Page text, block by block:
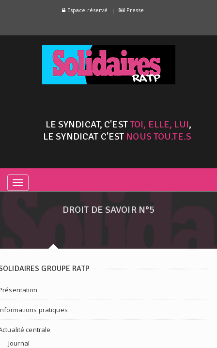
Espace réservé Presse
LE SYNDICAT, C'ESTTOI, ELLE, LUI,
LE SYNDICAT C'EST NOUS TOU.TE.S
TOGGLE
DROIT DE SAVOIR N°5
GROUPE RATP
pratiques
centrale
Journal